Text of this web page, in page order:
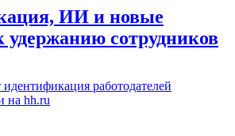
ИИ и новые
удержанию сотрудников